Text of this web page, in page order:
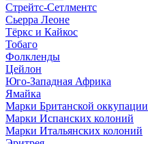
Стрейтс-Сетлментс
Сьерра Леоне
Тёркс и Кайкос
Тобаго
Фолкленды
Цейлон
Юго-Западная Африка
Ямайка
Марки Британской оккупации
Марки Испанских колоний
Марки Итальянских колоний